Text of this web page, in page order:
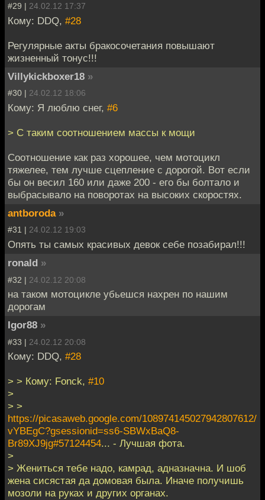
#29 | 24.02.12 17:37
Кому: DDQ, #28
Регулярные акты бракосочетания повышают
жизненный тонус!!!
Villykickboxer18 »
#30 | 24.02.12 18:06
Кому: Я люблю снег, #6
> С таким соотношением массы к мощи
Соотношение как раз хорошее, чем мотоцикл
тяжелее, тем лучше сцепление с дорогой. Вот если
бы он весил 160 или даже 200 - его бы болтало и
выбрасывало на поворотах на высоких скоростях.
antboroda »
#31 | 24.02.12 19:03
Опять ты самых красивых девок себе позабирал!!!
ronald »
#32 | 24.02.12 20:08
на таком мотоцикле убьешся нахрен по нашим
дорогам
Igor88 »
#33 | 24.02.12 20:08
Кому: DDQ, #28
> > Кому: Fonck, #10
>
> >
https://picasaweb.google.com/108974145027942807612/
vYBEgC?gsessionid=ss6-SBWxBaQ8-
Br89XJ9jg#57124454... - Лучшая фота.
>
> Жениться тебе надо, камрад, адназначна. И шоб
жена сисястая да домовая была. Иначе получишь
мозоли на руках и других органах.